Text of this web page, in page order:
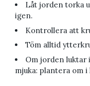
Låt jorden torka
igen.
Kontrollera att
Töm alltid
Om jorden luktar
mjuka: plantera om